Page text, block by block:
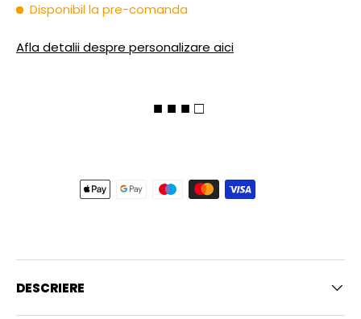
Disponibil la pre-comanda
Afla detalii despre personalizare aici
■ ■ ■ □
DESCRIERE